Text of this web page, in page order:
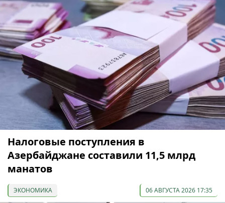
Налоговые поступления в
Азербайджане составили 11,5 млрд
манатов
ЭКОНОМИКА 06 АВГУСТА 2026 17:35